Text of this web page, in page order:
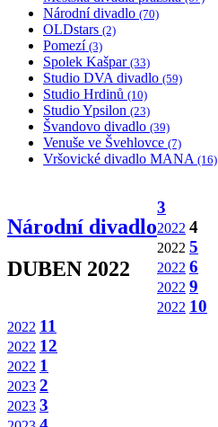
Národní divadlo (70)
OLDstars (2)
Pomezí (3)
Spolek Kašpar (33)
Studio DVA divadlo (59)
Studio Hrdinů (10)
Studio Ypsilon (23)
Švandovo divadlo (39)
Venuše ve Švehlovce (7)
Vršovické divadlo MANA (16)
Národní divadlo
DUBEN 2022
3
2022 4
2022 5
2022 6
2022 9
2022 10
2022 11
2022 12
2022 1
2023 2
2023 3